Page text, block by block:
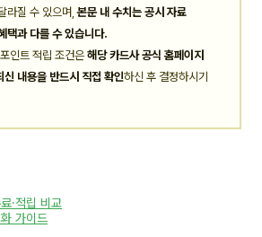
라질 수 있으며,본문 내 수치는 공시 자료
택과 다를 수 있습니다.
인트 적립 조건은해당 카드사 공식 홈페이지
신 내용을 반드시 직접 확인하신 후 결정하시기
·적립 비교
가이드